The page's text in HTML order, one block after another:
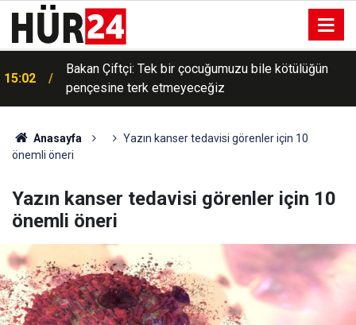
15:02
Bakan Çiftçi: Tek bir çocuğumuzu bile kötülüğün
pençesine terk etmeyeceğiz
14:39
Filistin Konvoyu'na katılan gönüllüler: Amacımız
Filistin davasını dünya gündeminde canlı tutmak
Anasayfa
Yazın kanser tedavisi görenler için 10
önemli öneri
Yazın kanser tedavisi görenler için 10
önemli öneri